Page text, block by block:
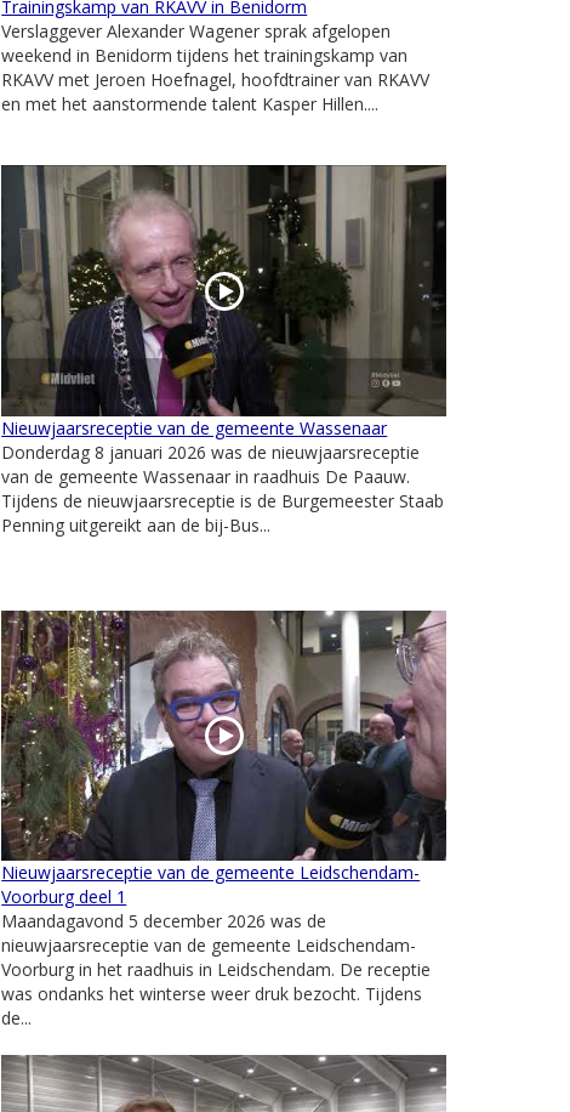
Trainingskamp van RKAVV in Benidorm
Verslaggever Alexander Wagener sprak afgelopen
weekend in Benidorm tijdens het trainingskamp van
RKAVV met Jeroen Hoefnagel, hoofdtrainer van RKAVV
en met het aanstormende talent Kasper Hillen....
Nieuwjaarsreceptie van de gemeente Wassenaar
Donderdag 8 januari 2026 was de nieuwjaarsreceptie
van de gemeente Wassenaar in raadhuis De Paauw.
Tijdens de nieuwjaarsreceptie is de Burgemeester Staab
Penning uitgereikt aan de bij-Bus...
Nieuwjaarsreceptie van de gemeente Leidschendam-
Voorburg deel 1
Maandagavond 5 december 2026 was de
nieuwjaarsreceptie van de gemeente Leidschendam-
Voorburg in het raadhuis in Leidschendam. De receptie
was ondanks het winterse weer druk bezocht. Tijdens
de...